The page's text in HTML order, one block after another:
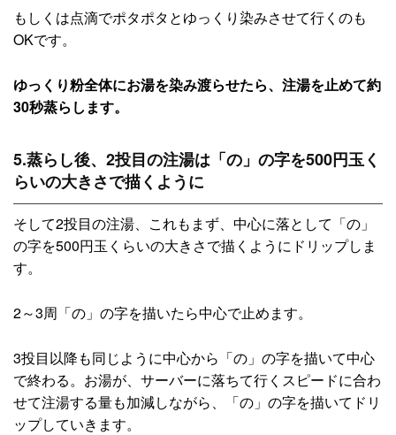
もしくは点滴でポタポタとゆっくり染みさせて行くのも
OKです。
ゆっくり粉全体にお湯を染み渡らせたら、注湯を止めて約
30秒蒸らします。
5.蒸らし後、2投目の注湯は「の」の字を500円玉く
らいの大きさで描くように
そして2投目の注湯、これもまず、中心に落として「の」
の字を500円玉くらいの大きさで描くようにドリップしま
す。
2～3周「の」の字を描いたら中心で止めます。
3投目以降も同じように中心から「の」の字を描いて中心
で終わる。お湯が、サーバーに落ちて行くスピードに合わ
せて注湯する量も加減しながら、「の」の字を描いてドリ
ップしていきます。